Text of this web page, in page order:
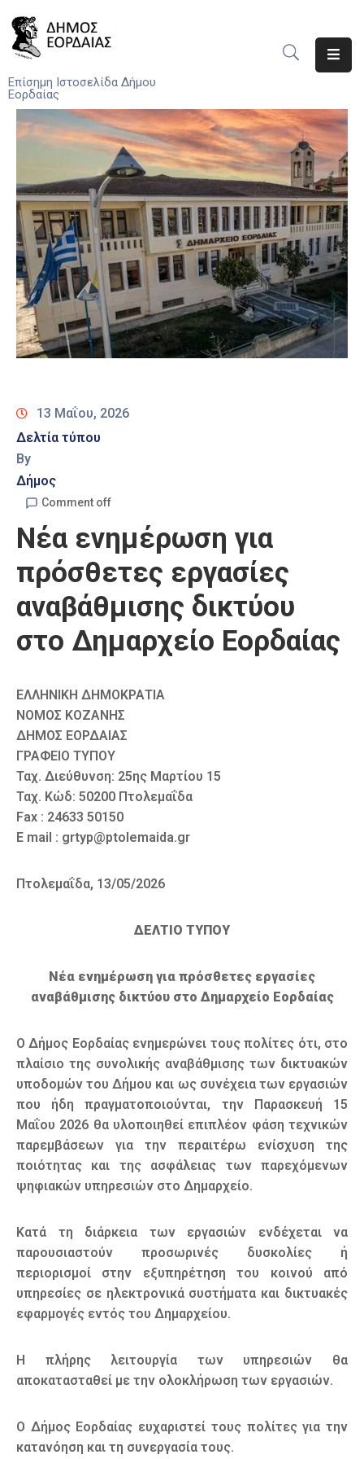
Επίσημη Ιστοσελίδα Δήμου
Εορδαίας
Ο
Δήμος
Υπηρεσίες
Του
Δήμου
Προσκλήσεις
Αποφάσεις
Τηλέφωνα
13 Μαΐου, 2026
Δελτία τύπου
By
Δήμος
Comment off
Νέα ενημέρωση για
πρόσθετες εργασίες
αναβάθμισης δικτύου
στο Δημαρχείο Εορδαίας
ΕΛΛΗΝΙΚΗ ΔΗΜΟΚΡΑΤΙΑ
ΝΟΜΟΣ ΚΟΖΑΝΗΣ
ΔΗΜΟΣ ΕΟΡΔΑΙΑΣ
ΓΡΑΦΕΙΟ ΤΥΠΟΥ
Ταχ. Διεύθυνση: 25ης Μαρτίου 15
Ταχ. Κώδ: 50200 Πτολεμαΐδα
Fax : 24633 50150
E mail : grtyp@ptolemaida.gr
Πτολεμαΐδα, 13/05/2026
ΔΕΛΤΙΟ ΤΥΠΟΥ
Νέα ενημέρωση για πρόσθετες εργασίες
αναβάθμισης δικτύου στο Δημαρχείο Εορδαίας
Ο Δήμος Εορδαίας ενημερώνει τους πολίτες ότι, στο
πλαίσιο της συνολικής αναβάθμισης των δικτυακών
υποδομών του Δήμου και ως συνέχεια των εργασιών
που ήδη πραγματοποιούνται, την Παρασκευή 15
Μαΐου 2026 θα υλοποιηθεί επιπλέον φάση τεχνικών
παρεμβάσεων για την περαιτέρω ενίσχυση της
ποιότητας και της ασφάλειας των παρεχόμενων
ψηφιακών υπηρεσιών στο Δημαρχείο.
Κατά τη διάρκεια των εργασιών ενδέχεται να
παρουσιαστούν προσωρινές δυσκολίες ή
περιορισμοί στην εξυπηρέτηση του κοινού από
υπηρεσίες σε ηλεκτρονικά συστήματα και δικτυακές
εφαρμογές εντός του Δημαρχείου.
Η πλήρης λειτουργία των υπηρεσιών θα
αποκατασταθεί με την ολοκλήρωση των εργασιών.
Ο Δήμος Εορδαίας ευχαριστεί τους πολίτες για την
κατανόηση και τη συνεργασία τους.